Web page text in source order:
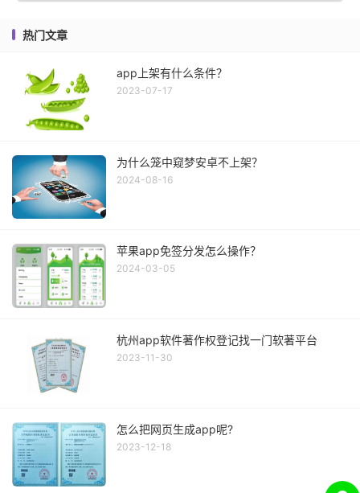
热门文章
app上架有什么条件？
2023-07-17
为什么笼中窥梦安卓不上架？
2024-08-16
苹果app免签分发怎么操作？
2024-03-05
杭州app软件著作权登记找一门软著平台
2023-11-30
怎么把网页生成app呢?
2023-12-18